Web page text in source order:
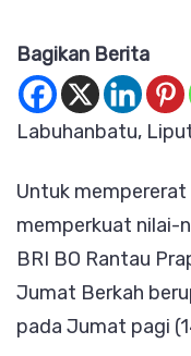
Bagikan Berita
Labuhanbatu,
Untuk
memperkuat nilai-
BRI BO Rantau
Jumat Berkah
pada Jumat pagi